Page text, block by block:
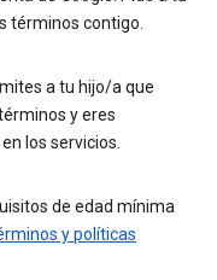
términos contigo.
a tu hijo/a que
y eres
los servicios.
de edad mínima
y políticas